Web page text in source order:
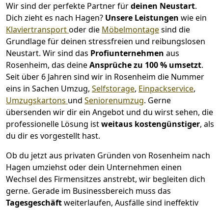
Wir sind der perfekte Partner fürdeinen Neustart.
Dich zieht es nach Hagen? Unsere Leistungen wie ein
Klaviertransportoder die Möbelmontagesind die
Grundlage für deinen stressfreien und reibungslosen
Neustart. Wir sind das Profiunternehmen aus
Rosenheim, das deineAnsprüche zu 100 % umsetzt.
Seit über 6 Jahren sind wir in Rosenheim die Nummer
eins in Sachen Umzug, Selfstorage, Einpackservice,
Umzugskartons und Seniorenumzug. Gerne
übersenden wir dir ein Angebot und du wirst sehen, die
professionelle Lösung istweitaus kostengünstiger, als
du dir es vorgestellt hast.
Ob du jetzt aus privaten Gründen von Rosenheim nach
Hagen umziehst oder dein Unternehmen einen
Wechsel des Firmensitzes anstrebt, wir begleiten dich
gerne. Gerade im Businessbereich muss das
Tagesgeschäftweiterlaufen, Ausfälle sind ineffektiv